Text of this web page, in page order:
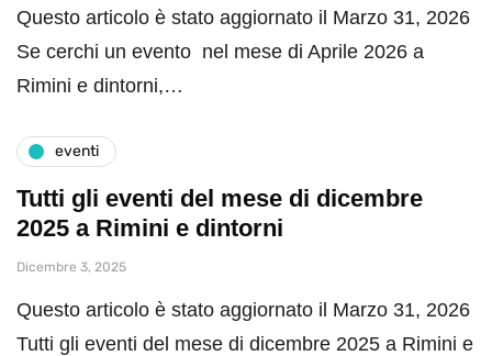
Questo articolo è stato aggiornato il Marzo 31, 2026
Se cerchi un evento nel mese di Aprile 2026 a
Rimini e dintorni,…
eventi
Tutti gli eventi del mese di dicembre
2025 a Rimini e dintorni
Dicembre 3, 2025
Questo articolo è stato aggiornato il Marzo 31, 2026
Tutti gli eventi del mese di dicembre 2025 a Rimini e